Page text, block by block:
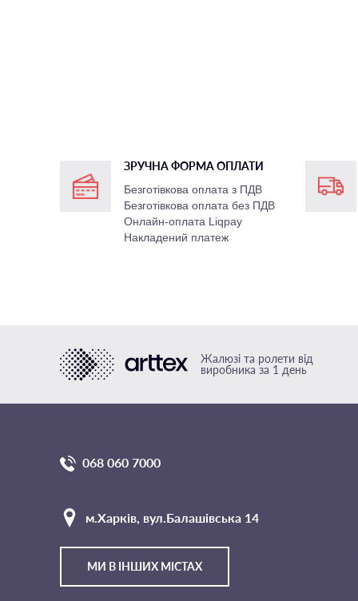
ЗРУЧНА ФОРМА ОПЛАТИ
Безготівкова оплата з ПДВ
Безготівкова оплата без ПДВ
Онлайн-оплата Liqpay
Накладений платеж
Жалюзі та ролети від
виробника за 1 день
068 060 7000
м.Харкiв, вул.Балашівська 14
МИ В ІНШИХ МІСТАХ